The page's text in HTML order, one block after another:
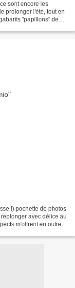
sont encore les
prolonger l'été, tout en
"papillons" de
!) pochette de photos
avec délice au
m'offrent en outre